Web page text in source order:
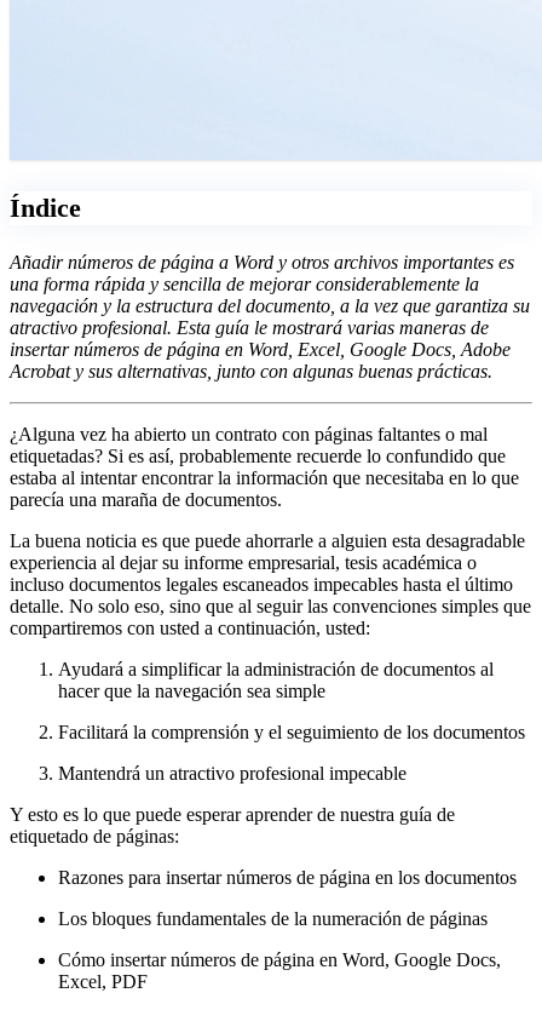
Índice
Añadir números de página a Word y otros archivos importantes es
una forma rápida y sencilla de mejorar considerablemente la
navegación y la estructura del documento, a la vez que garantiza su
atractivo profesional. Esta guía le mostrará varias maneras de
insertar números de página en Word, Excel, Google Docs, Adobe
Acrobat y sus alternativas, junto con algunas buenas prácticas.
¿Alguna vez ha abierto un contrato con páginas faltantes o mal
etiquetadas? Si es así, probablemente recuerde lo confundido que
estaba al intentar encontrar la información que necesitaba en lo que
parecía una maraña de documentos.
La buena noticia es que puede ahorrarle a alguien esta desagradable
experiencia al dejar su informe empresarial, tesis académica o
incluso documentos legales escaneados impecables hasta el último
detalle. No solo eso, sino que al seguir las convenciones simples que
compartiremos con usted a continuación, usted:
Ayudará a simplificar la administración de documentos al
hacer que la navegación sea simple
Facilitará la comprensión y el seguimiento de los documentos
Mantendrá un atractivo profesional impecable
Y esto es lo que puede esperar aprender de nuestra guía de
etiquetado de páginas:
Razones para insertar números de página en los documentos
Los bloques fundamentales de la numeración de páginas
Cómo insertar números de página en Word, Google Docs,
Excel, PDF